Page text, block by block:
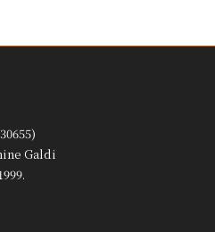
Galdi